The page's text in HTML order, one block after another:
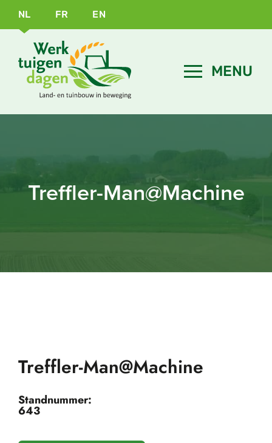
NL FR EN
Treffler-Man@Machine
Treffler-Man@Machine
Standnummer:
643